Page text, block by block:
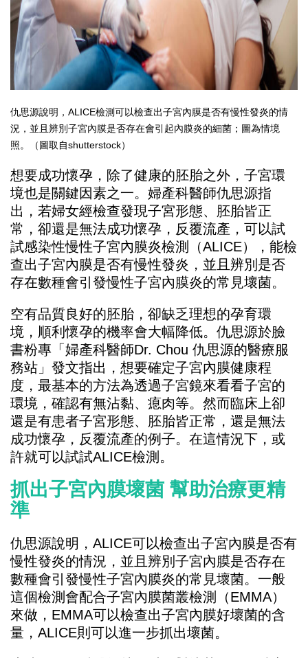
仇思源說明，ALICE檢測可以檢查出子宮內膜是否有慢性發炎的情
況，並且辨別子宮內膜是否存在會引起內膜炎的細菌；圖為情境
照。（圖取自shutterstock）
想要成功懷孕，除了健康的胚胎之外，子宮環
境也是關鍵因素之一。婦產科醫師仇思源指
出，若婦女經檢查發現子宮形態、胚胎皆正
常，卻還是無法成功懷孕，反覆流產，可以試
試感染性慢性子宮內膜炎檢測（ALICE），能檢
查出子宮內膜是否有慢性發炎，並且辨別是否
存在數種會引發慢性子宮內膜炎的常見壞菌。
空有品質良好的胚胎，卻缺乏理想的孕育環
境，順利懷孕的機率會大幅降低。仇思源於臉
書粉專「婦產科醫師Dr. Chou 仇思源的醫療服
務站」發文指出，想要確定子宮內膜健康程
度，最基本的方法為透過子宮鏡來看看子宮的
環境，確認有無沾黏、瘜肉等。然而臨床上卻
還是有患者子宮形態、胚胎皆正常，還是無法
成功懷孕，反覆流產的例子。在這情況下，或
許就可以試試ALICE檢測。
抓出子宮內膜壞菌 幫助治療更精
準
仇思源說明，ALICE可以檢查出子宮內膜是否有
慢性發炎的情況，並且辨別子宮內膜是否存在
數種會引發慢性子宮內膜炎的常見壞菌。一般
這個檢測會配合子宮內膜菌叢檢測（EMMA）
來做，EMMA可以檢查出子宮內膜好壞菌的含
量，ALICE則可以進一步抓出壞菌。